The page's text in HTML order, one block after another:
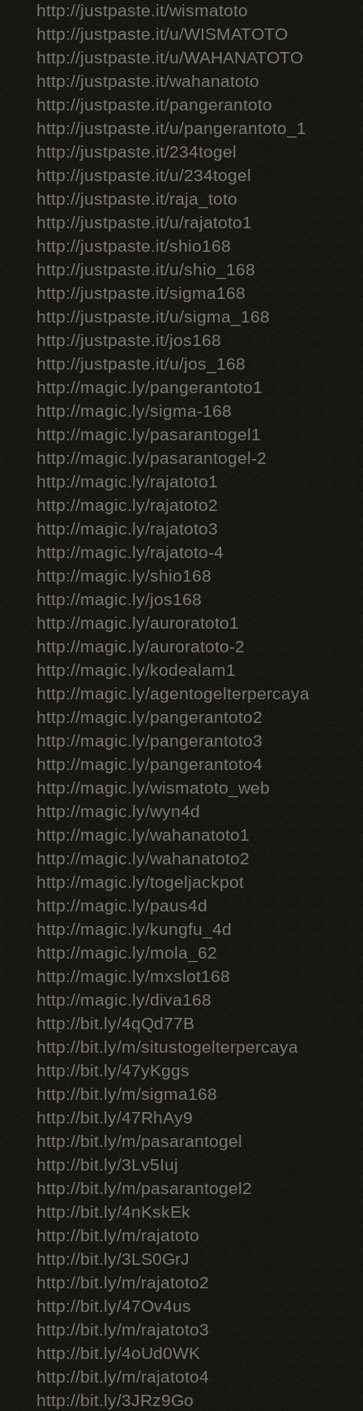
http://justpaste.it/wismatoto
http://justpaste.it/u/WISMATOTO
http://justpaste.it/u/WAHANATOTO
http://justpaste.it/wahanatoto
http://justpaste.it/pangerantoto
http://justpaste.it/u/pangerantoto_1
http://justpaste.it/234togel
http://justpaste.it/u/234togel
http://justpaste.it/raja_toto
http://justpaste.it/u/rajatoto1
http://justpaste.it/shio168
http://justpaste.it/u/shio_168
http://justpaste.it/sigma168
http://justpaste.it/u/sigma_168
http://justpaste.it/jos168
http://justpaste.it/u/jos_168
http://magic.ly/pangerantoto1
http://magic.ly/sigma-168
http://magic.ly/pasarantogel1
http://magic.ly/pasarantogel-2
http://magic.ly/rajatoto1
http://magic.ly/rajatoto2
http://magic.ly/rajatoto3
http://magic.ly/rajatoto-4
http://magic.ly/shio168
http://magic.ly/jos168
http://magic.ly/auroratoto1
http://magic.ly/auroratoto-2
http://magic.ly/kodealam1
http://magic.ly/agentogelterpercaya
http://magic.ly/pangerantoto2
http://magic.ly/pangerantoto3
http://magic.ly/pangerantoto4
http://magic.ly/wismatoto_web
http://magic.ly/wyn4d
http://magic.ly/wahanatoto1
http://magic.ly/wahanatoto2
http://magic.ly/togeljackpot
http://magic.ly/paus4d
http://magic.ly/kungfu_4d
http://magic.ly/mola_62
http://magic.ly/mxslot168
http://magic.ly/diva168
http://bit.ly/4qQd77B
http://bit.ly/m/situstogelterpercaya
http://bit.ly/47yKggs
http://bit.ly/m/sigma168
http://bit.ly/47RhAy9
http://bit.ly/m/pasarantogel
http://bit.ly/3Lv5Iuj
http://bit.ly/m/pasarantogel2
http://bit.ly/4nKskEk
http://bit.ly/m/rajatoto
http://bit.ly/3LS0GrJ
http://bit.ly/m/rajatoto2
http://bit.ly/47Ov4us
http://bit.ly/m/rajatoto3
http://bit.ly/4oUd0WK
http://bit.ly/m/rajatoto4
http://bit.ly/3JRz9Go